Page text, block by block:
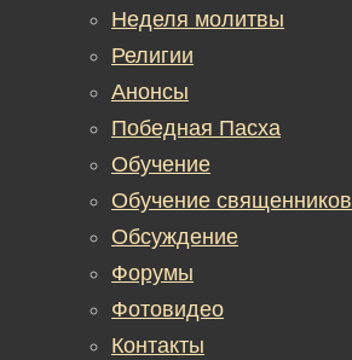
Неделя молитвы
Религии
Анонсы
Победная Пасха
Обучение
Обучение священников
Обсуждение
Форумы
Фотовидео
Контакты